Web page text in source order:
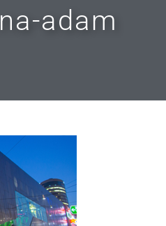
adam